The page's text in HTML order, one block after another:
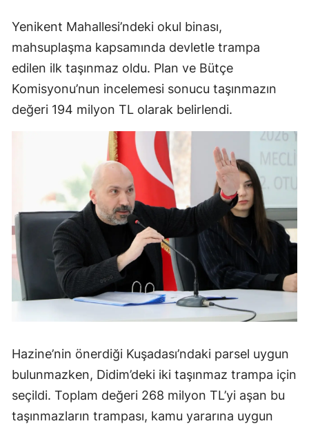
Yenikent Mahallesi’ndeki okul binası,
mahsuplaşma kapsamında devletle trampa
edilen ilk taşınmaz oldu. Plan ve Bütçe
Komisyonu’nun incelemesi sonucu taşınmazın
değeri 194 milyon TL olarak belirlendi.
Hazine’nin önerdiği Kuşadası’ndaki parsel uygun
bulunmazken, Didim’deki iki taşınmaz trampa için
seçildi. Toplam değeri 268 milyon TL’yi aşan bu
taşınmazların trampası, kamu yararına uygun